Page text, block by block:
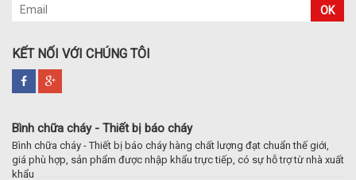
Bình chữa cháy - Thiết bị báo cháy
Bình chữa cháy - Thiết bị báo cháy hàng chất lượng đạt chuẩn thế giới,
giá phù hợp, sản phẩm được nhập khẩu trực tiếp, có sự hỗ trợ từ nhà xuất
khẩu
OK
KẾT NỐI VỚI CHÚNG TÔI